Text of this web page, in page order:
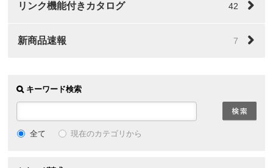
リンク機能付きカタログ 42
新商品速報 7
キーワード検索
全て 現在のカテゴリから